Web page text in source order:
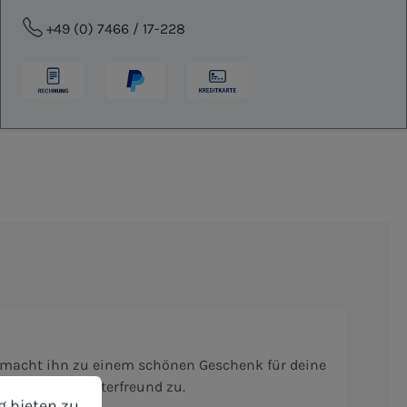
+49 (0) 7466 / 17-228
ihn zu einem schönen Geschenk für deine
Kräuterfreund zu.
zu können.Mehr Informationen ...